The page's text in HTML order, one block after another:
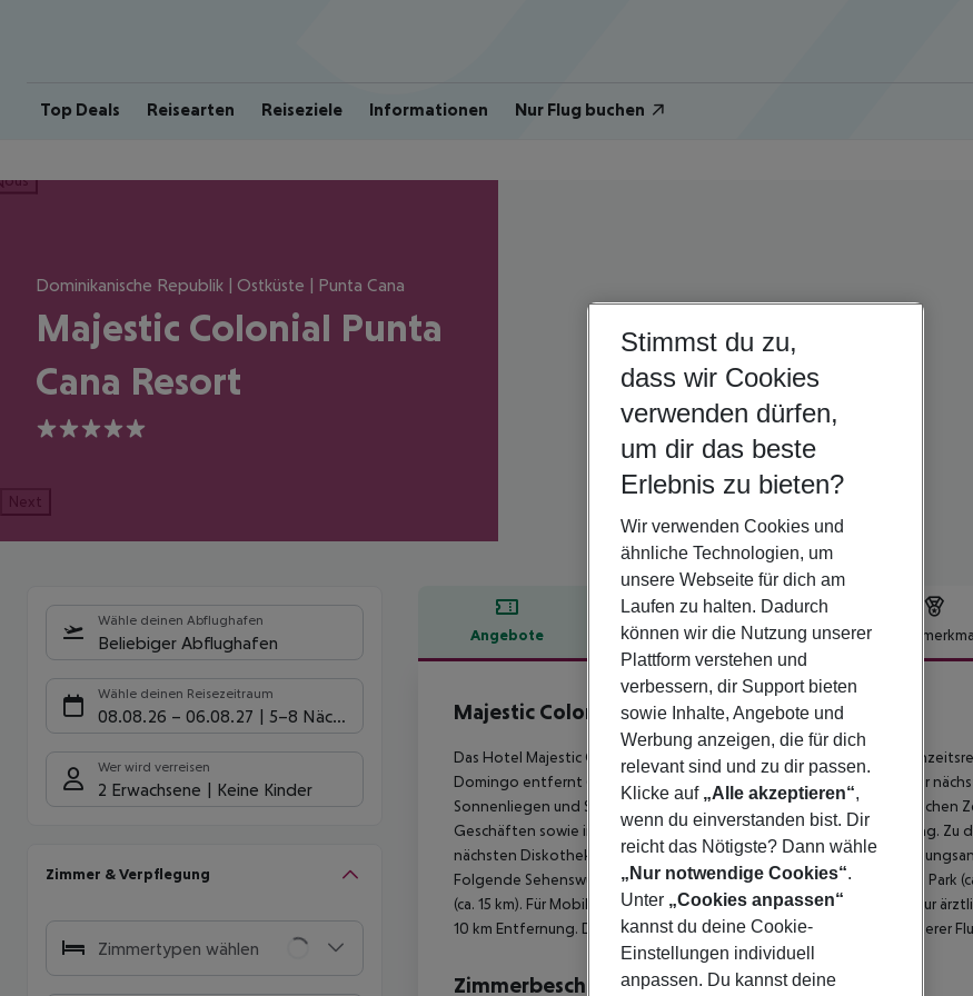
Top Deals Reisearten Reiseziele Informationen Nur Flug buchen
Dominikanische Republik | Ostküste | Punta Cana
Majestic Colonial Punta
Cana Resort
5
Next
Wähle deinen Abflughafen
Beliebiger Abflughafen
Wähle deinen Reisezeitraum
08.08.26 – 06.08.27 5-8 Nächte
Wer wird verreisen
2 Erwachsene Keine Kinder
Zimmer & Verpflegung
Zimmertypen wählen
Angebote Hotelbeschreibung
Hotelbeschreibung
Majestic Colonial Punta Cana Resort
5
Das Hotel Majestic Colonial Punta Cana, das sich besonders bei
Domingo entfernt (La Altagracia ca. 40 km, La Romana ca. 70 km). Der
Sonnenliegen und Sonnenschirme kostenlos verfügbar. Zum touristischen
Geschäften sowie in einem Lebensmittelmarkt in ca. 10 km Entfernung. Zu
nächsten Diskothek gelangt man nach rund 10 km. Weitere
Folgende Sehenswürdigkeiten sind vom Hotel aus erreichbar: Manati Park
(ca. 15 km). Für Mobilität sorgt ein Mietwagen-Verleih ein Taxistand. Zur
10 km Entfernung. Der Flughafen (PUJ) ist ca. 26 km entfernt. Ein weiterer
Zimmerbeschreibung
Stimmst du zu,
dass wir Cookies
verwenden dürfen,
um dir das beste
Erlebnis zu bieten?
Wir verwenden Cookies und
ähnliche Technologien, um
unsere Webseite für dich am
Laufen zu halten. Dadurch
können wir die Nutzung unserer
Plattform verstehen und
verbessern, dir Support bieten
sowie Inhalte, Angebote und
Werbung anzeigen, die für dich
relevant sind und zu dir passen.
Klicke auf „Alle akzeptieren“,
wenn du einverstanden bist. Dir
reicht das Nötigste? Dann wähle
„Nur notwendige Cookies“.
Unter „Cookies anpassen“
kannst du deine Cookie-
Einstellungen individuell
anpassen. Du kannst deine